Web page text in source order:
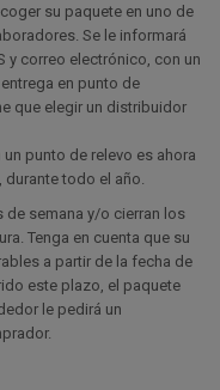
su paquete en uno de
Se le informará
y correo electrónico, con un
en punto de
que elegir un distribuidor
punto de relevo es ahora
todo el año.
semana y/o cierran los
Tenga en cuenta que su
a partir de la fecha de
este plazo, el paquete
le pedirá un